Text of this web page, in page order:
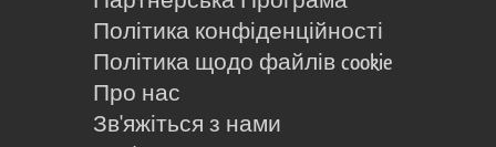
Політика конфіденційності
Політика щодо файлів cookie
Про нас
Зв'яжіться з нами